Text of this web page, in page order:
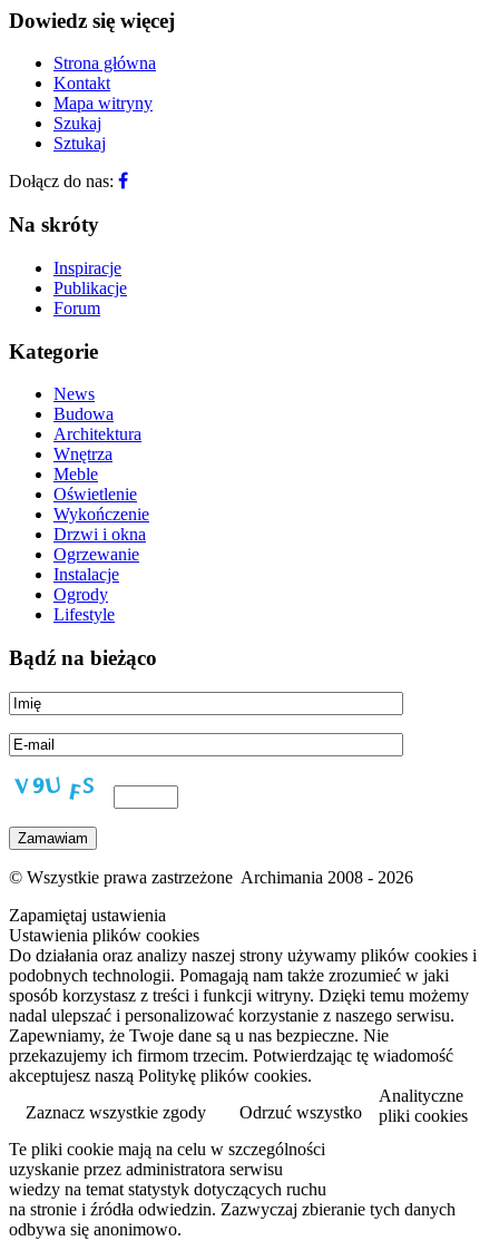
Dowiedz się więcej
Strona główna
Kontakt
Mapa witryny
Szukaj
Sztukaj
Dołącz do nas:
Na skróty
Inspiracje
Publikacje
Forum
Kategorie
News
Budowa
Architektura
Wnętrza
Meble
Oświetlenie
Wykończenie
Drzwi i okna
Ogrzewanie
Instalacje
Ogrody
Lifestyle
Bądź na bieżąco
© Wszystkie prawa zastrzeżone Archimania 2008 - 2026
Zapamiętaj ustawienia
Ustawienia plików cookies
Do działania oraz analizy naszej strony używamy plików cookies i
podobnych technologii. Pomagają nam także zrozumieć w jaki
sposób korzystasz z treści i funkcji witryny. Dzięki temu możemy
nadal ulepszać i personalizować korzystanie z naszego serwisu.
Zapewniamy, że Twoje dane są u nas bezpieczne. Nie
przekazujemy ich firmom trzecim. Potwierdzając tę wiadomość
akceptujesz naszą Politykę plików cookies.
Zaznacz wszystkie zgody
Odrzuć wszystko
Analityczne
pliki cookies
Te pliki cookie mają na celu w szczególności
uzyskanie przez administratora serwisu
wiedzy na temat statystyk dotyczących ruchu
na stronie i źródła odwiedzin. Zazwyczaj zbieranie tych danych
odbywa się anonimowo.